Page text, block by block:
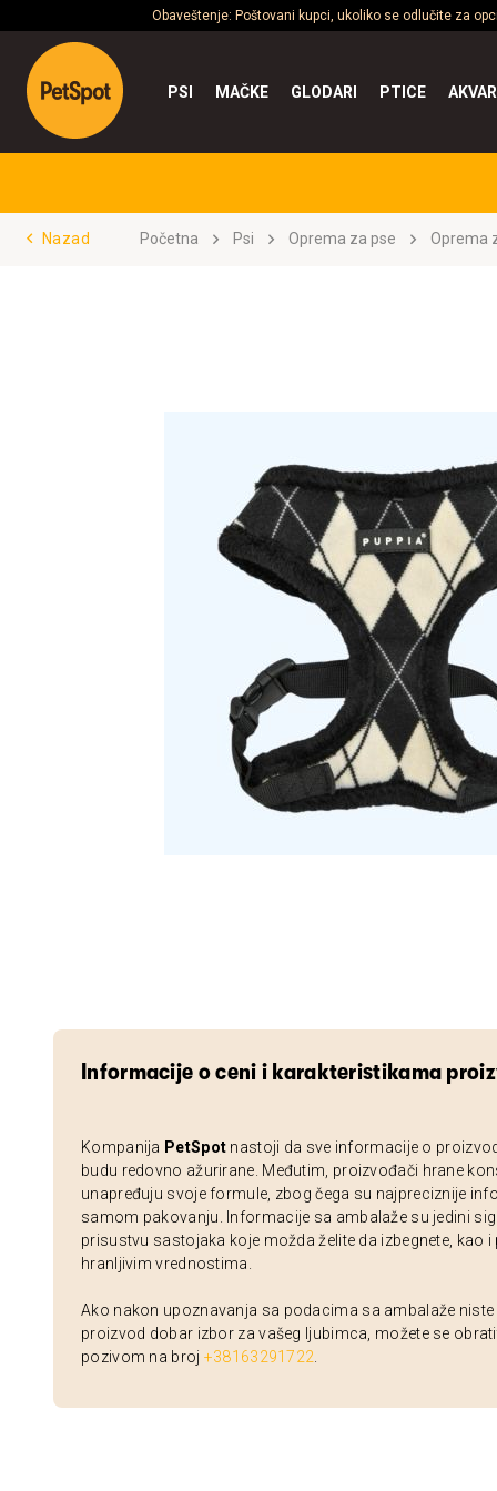
Obaveštenje: Poštovani kupci, ukoliko se odlučite za
PSI MAČKE GLODARI PTICE
Nazad Početna Psi Oprema za pse Oprema
Informacije o ceni i karakteristikama
Kompanija PetSpot nastoji da sve informacije o
budu redovno ažurirane. Međutim, proizvođači hrane
unapređuju svoje formule, zbog čega su najpreciznije
samom pakovanju. Informacije sa ambalaže su jedini
prisustvu sastojaka koje možda želite da izbegnete, kao
hranljivim vrednostima.
Ako nakon upoznavanja sa podacima sa ambalaže niste
proizvod dobar izbor za vašeg ljubimca, možete se
pozivom na broj +38163291722